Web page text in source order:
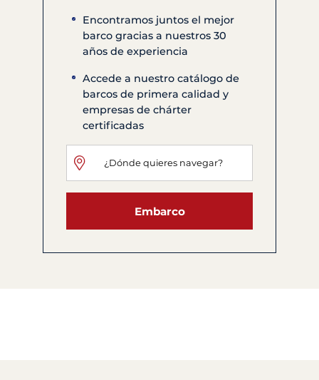
Encontramos juntos el mejor
barco gracias a nuestros 30
años de experiencia
Accede a nuestro catálogo de
barcos de primera calidad y
empresas de chárter
certificadas
Embarco